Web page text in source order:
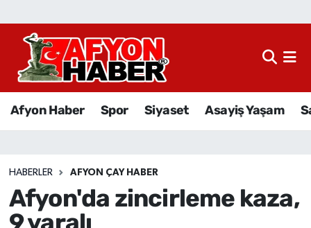
Afyon Haber Spor Siyaset Asayiş Yaşam
HABERLER AFYON ÇAY HABER
Afyon'da zincirleme kaza,
Afyon Haber
Sağlık